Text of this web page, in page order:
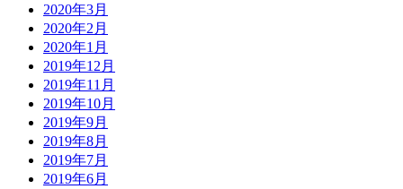
2020年3月
2020年2月
2020年1月
2019年12月
2019年11月
2019年10月
2019年9月
2019年8月
2019年7月
2019年6月